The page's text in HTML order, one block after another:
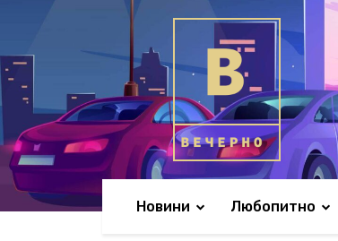
Новини Любопитно